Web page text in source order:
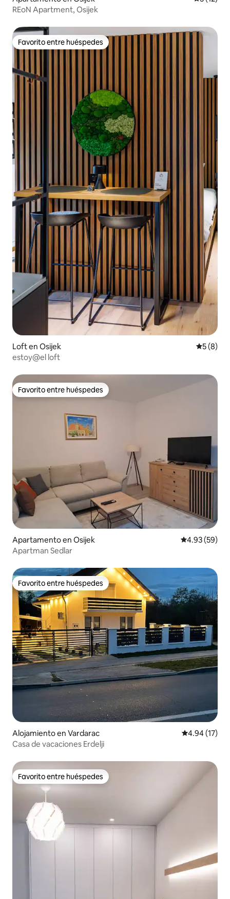
REoN Apartment, Osijek
Favorito entre huéspedes
Favorito entre huéspedes
Loft en Osijek
5 (8)
estoy@el loft
Favorito entre huéspedes
Favorito entre huéspedes
Apartamento en Osijek Calificación
4.93 (59)
Apartman Sedlar
Favorito entre huéspedes
Favorito entre huéspedes
Alojamiento en Vardarac Calificación
4.94 (17)
Casa de vacaciones Erdelji
Favorito entre huéspedes
Favorito entre huéspedes